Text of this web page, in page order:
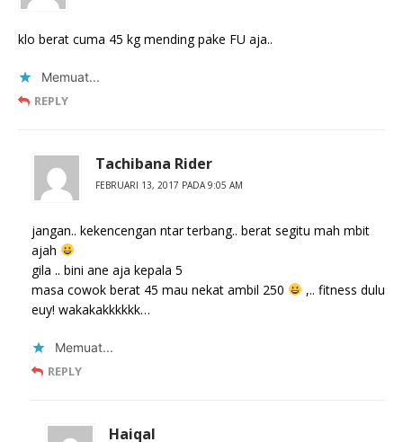
klo berat cuma 45 kg mending pake FU aja..
Memuat...
REPLY
Tachibana Rider
FEBRUARI 13, 2017 PADA 9:05 AM
jangan.. kekencengan ntar terbang.. berat segitu mah mbit
ajah
gila .. bini ane aja kepala 5
masa cowok berat 45 mau nekat ambil 250
,.. fitness dulu
euy! wakakakkkkkk…
Memuat...
REPLY
Haiqal